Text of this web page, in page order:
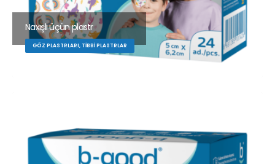
Naxışlı üçün plastr
GÖZ PLASTRLARI, TIBBI PLASTRLAR